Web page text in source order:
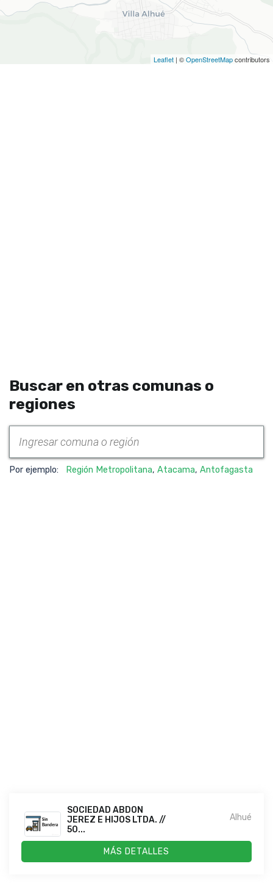
Leaflet | ©OpenStreetMapcontributors
Buscar en otras comunas o
regiones
Por ejemplo: Región Metropolitana, Atacama, Antofagasta
SOCIEDAD ABDON
JEREZ E HIJOS LTDA. //
50...
Alhué
MÁS DETALLES